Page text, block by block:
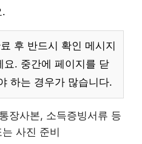
.
후 반드시 확인 메시지
요. 중간에 페이지를 닫
하는 경우가 많습니다.
장사본, 소득증빙서류 등
사진 준비